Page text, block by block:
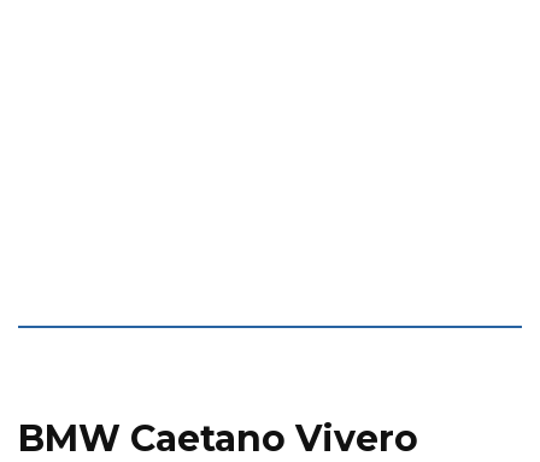
BMW Caetano Vivero